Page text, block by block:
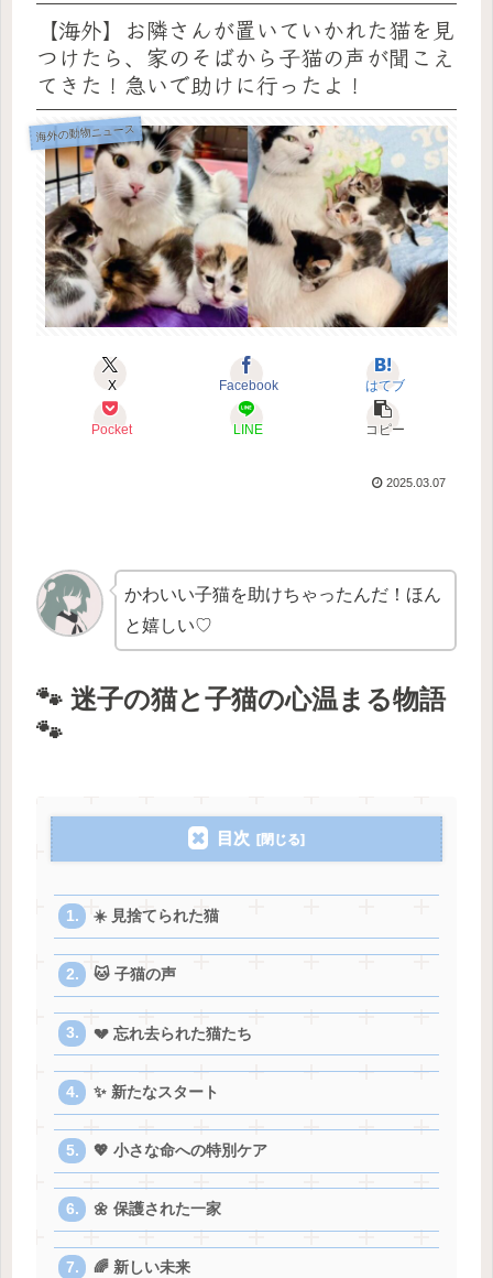
【海外】お隣さんが置いていかれた猫を見
つけたら、家のそばから子猫の声が聞こえ
てきた！急いで助けに行ったよ！
海外の動物ニュース
X Facebook はてブ
Pocket LINE コピー
2025.03.07
かわいい子猫を助けちゃったんだ！ほん
と嬉しい♡
🐾 迷子の猫と子猫の心温まる物語
🐾
目次
☀️ 見捨てられた猫
🐱 子猫の声
💔 忘れ去られた猫たち
✨ 新たなスタート
💖 小さな命への特別ケア
🌼 保護された一家
🌈 新しい未来